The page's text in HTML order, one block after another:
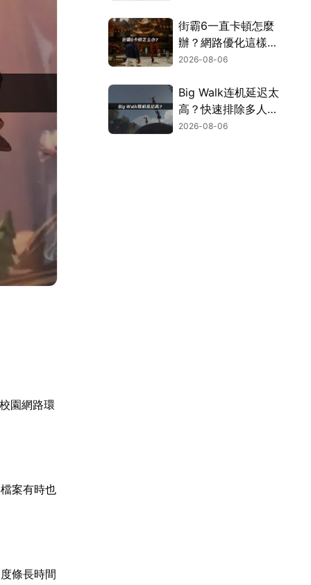
園網路環
案有時也
條長時間
街霸6一直卡頓怎麼
辦？網路優化這樣解
決！
2026-08-06
Big Walk连机延迟太
高？快速排除多人游
玩卡顿困扰！
2026-08-06